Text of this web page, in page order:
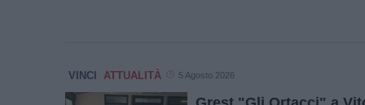
VINCI ATTUALITÀ 5 Agosto 2026